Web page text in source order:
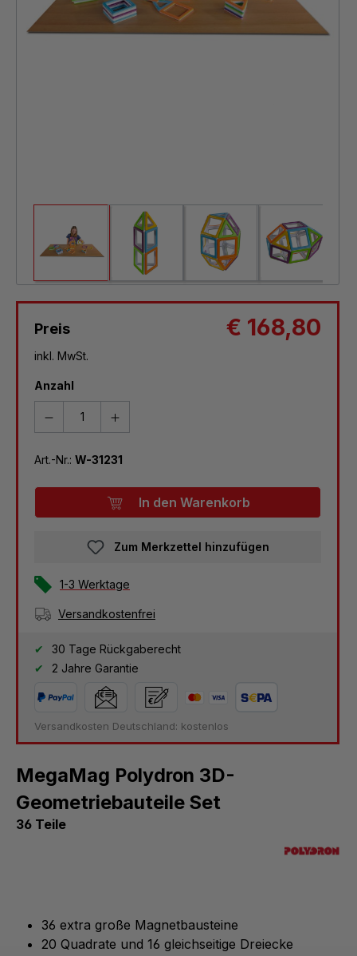
Preis € 168,80
inkl. MwSt.
Anzahl
Art.-Nr.: W-31231
In den Warenkorb
Zum Merkzettel hinzufügen
1-3 Werktage
Versandkostenfrei
30 Tage Rückgaberecht
2 Jahre Garantie
Versandkosten Deutschland: kostenlos
MegaMag Polydron 3D-
Geometriebauteile Set
36 Teile
36 extra große Magnetbausteine
20 Quadrate und 16 gleichseitige Dreiecke